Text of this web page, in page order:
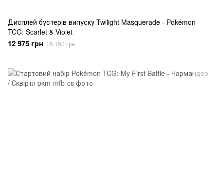
Дисплей бустерів випуску Twilight Masquerade - Pokémon
TCG: Scarlet & Violet
12 975 грн 15 150 грн